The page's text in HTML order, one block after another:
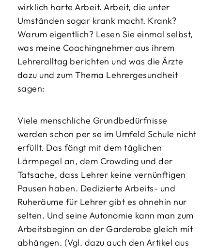
wirklich harte Arbeit. Arbeit, die unter
Umständen sogar krank macht. Krank?
Warum eigentlich? Lesen Sie einmal selbst,
was meine Coachingnehmer aus ihrem
Lehreralltag berichten und was die Ärzte
dazu und zum Thema Lehrergesundheit
sagen:
Viele menschliche Grundbedürfnisse
werden schon per se im Umfeld Schule nicht
erfüllt. Das fängt mit dem täglichen
Lärmpegel an, dem Crowding und der
Tatsache, dass Lehrer keine vernünftigen
Pausen haben. Dedizierte Arbeits- und
Ruheräume für Lehrer gibt es ohnehin nur
selten. Und seine Autonomie kann man zum
Arbeitsbeginn an der Garderobe gleich mit
abhängen. (Vgl. dazu auch den Artikel aus